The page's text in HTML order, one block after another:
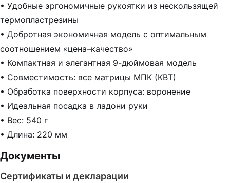
• Удобные эргономичные рукоятки из нескользящей
термопластрезины
• Добротная экономичная модель с оптимальным
соотношением «цена–качество»
• Компактная и элегантная 9-дюймовая модель
• Совместимость: все матрицы МПК (КВТ)
• Обработка поверхности корпуса: воронение
• Идеальная посадка в ладони руки
• Вес: 540 г
• Длина: 220 мм
Документы
Сертификаты и декларации